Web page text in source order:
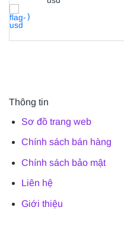
)
Thông tin
Sơ đồ trang web
Chính sách bán hàng
Chính sách bảo mật
Liên hệ
Giới thiệu